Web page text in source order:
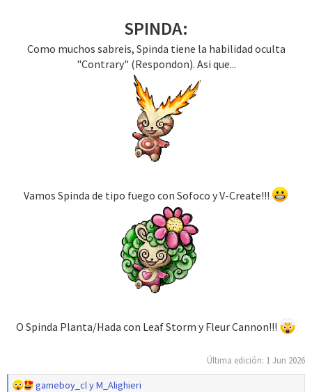
SPINDA:
Como muchos sabreis, Spinda tiene la habilidad oculta
"Contrary" (Respondon). Asi que...
Vamos Spinda de tipo fuego con Sofoco y V-Create!!!
O Spinda Planta/Hada con Leaf Storm y Fleur Cannon!!!
Última edición: 1 Jun 2026
R
gameboy_clyM_Alighieri